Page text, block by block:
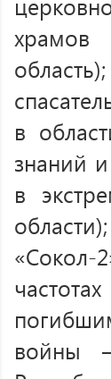
в
знаний
в
войны